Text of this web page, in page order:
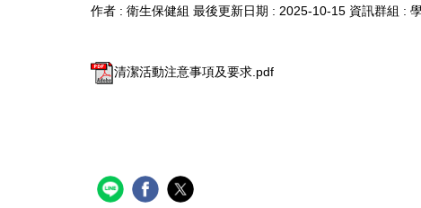
作者 : 衛生保健組 最後更新日期 : 2025-10-15 資訊群組 :
清潔活動注意事項及要求.pdf